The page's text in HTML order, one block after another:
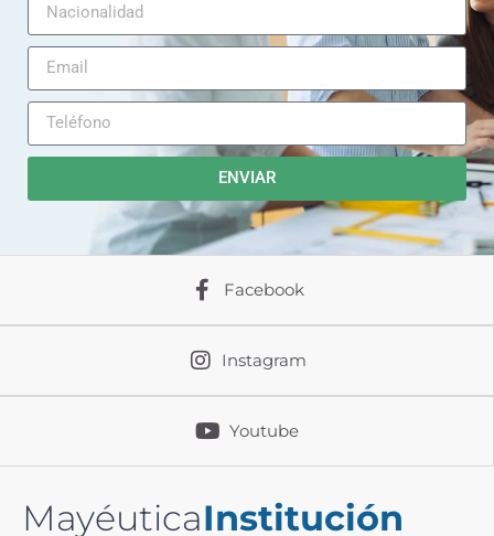
ENVIAR
Facebook
Instagram
Youtube
MayéuticaInstitución